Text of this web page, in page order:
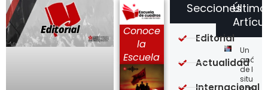
Conoce
la
Escuela
Un
de la
Secciones
Editorial
Actualidad